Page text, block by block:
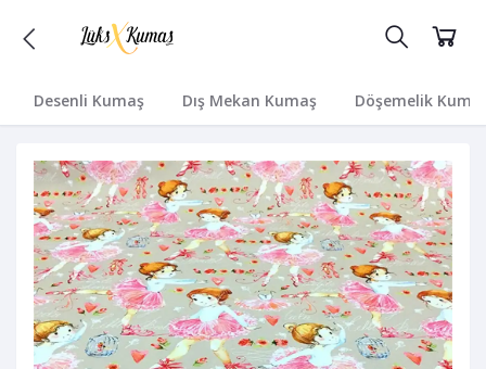
Desenli Kumaş Dış Mekan Kumaş Döşemelik